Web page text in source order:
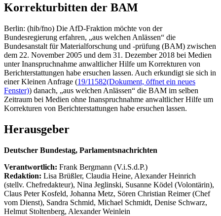
Korrekturbitten der BAM
Berlin: (hib/fno) Die AfD-Fraktion möchte von der
Bundesregierung erfahren, „aus welchen Anlässen“ die
Bundesanstalt für Materialforschung und -prüfung (BAM) zwischen
dem 22. November 2005 und dem 31. Dezember 2018 bei Medien
unter Inanspruchnahme anwaltlicher Hilfe um Korrekturen von
Berichterstattungen habe ersuchen lassen. Auch erkundigt sie sich in
einer Kleinen Anfrage (19/11582(Dokument, öffnet ein neues
Fenster)) danach, „aus welchen Anlässen“ die BAM im selben
Zeitraum bei Medien ohne Inanspruchnahme anwaltlicher Hilfe um
Korrekturen von Berichterstattungen habe ersuchen lassen.
Herausgeber
Deutscher Bundestag, Parlamentsnachrichten
Verantwortlich: Frank Bergmann (V.i.S.d.P.)
Redaktion: Lisa Brüßler, Claudia Heine, Alexander Heinrich
(stellv. Chefredakteur), Nina Jeglinski, Susanne Ködel (Volontärin),
Claus Peter Kosfeld, Johanna Metz, Sören Christian Reimer (Chef
vom Dienst), Sandra Schmid, Michael Schmidt, Denise Schwarz,
Helmut Stoltenberg, Alexander Weinlein